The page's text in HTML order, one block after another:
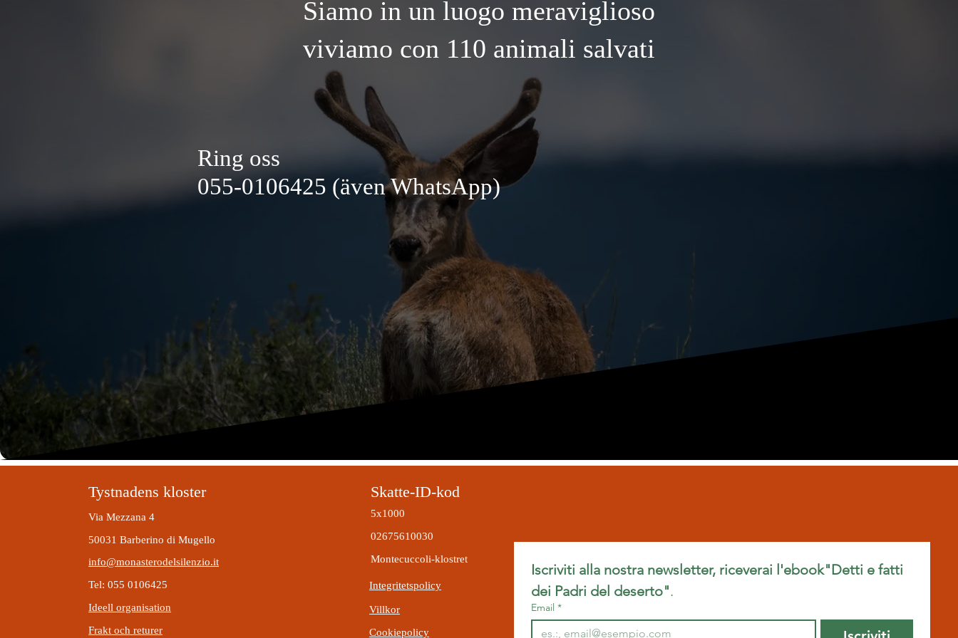
Siamo in un luogo meraviglioso
viviamo con 110 animali salvati
Ring oss
055-0106425 (även WhatsApp)
Tystnadens kloster
Via Mezzana 4
50031 Barberino di Mugello
info@monasterodelsilenzio.it
Tel: 055 0106425
Ideell organisation
Frakt och returer
Skatte-ID-kod
5x1000
02675610030
Montecuccoli-klostret
Integritetspolicy
Villkor
Cookiepolicy
Iscriviti alla nostra newsletter, riceverai l'ebook"Detti e fatti
dei Padri del deserto".
Email *